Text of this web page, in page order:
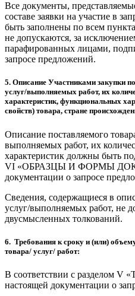
Все документы,
составе заявки на участие в
быть заполнены по всем
не допускаются, за
парафированных лицами,
запросе предложений.
5. Описание Участниками закупки
услуг/выполняемых работ, их
характеристик, функциональных
свойств) товара, стране
Описание поставляемого
выполняемых работ, их
характеристик должны быть
VI «ОБРАЗЦЫ И ФОРМЫ
документации о запросе
Сведения, содержащиеся в
услуг/выполняемых работ, не
двусмысленных толкований.
6. Требования к сроку и (или)
товара/ услуг/ работ:
В соответствии с
настоящей документации о